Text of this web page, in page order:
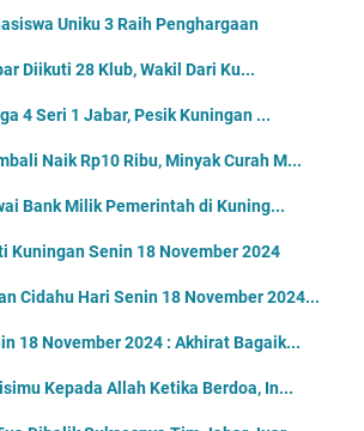
Uniku 3 Raih Penghargaan
Diikuti 28 Klub, Wakil Dari Ku...
4 Seri 1 Jabar, Pesik Kuningan ...
Naik Rp10 Ribu, Minyak Curah M...
Bank Milik Pemerintah di Kuning...
Kuningan Senin 18 November 2024
Cidahu Hari Senin 18 November 2024...
18 November 2024 : Akhirat Bagaik...
Kepada Allah Ketika Berdoa, In...